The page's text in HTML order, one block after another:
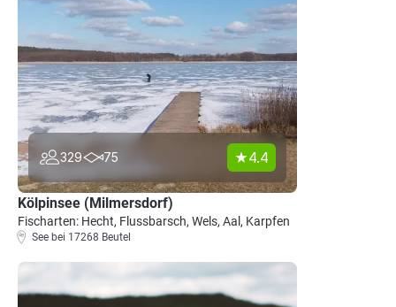
329 75 4.4
Kölpinsee (Milmersdorf)
Fischarten: Hecht, Flussbarsch, Wels, Aal, Karpfen
See bei 17268 Beutel